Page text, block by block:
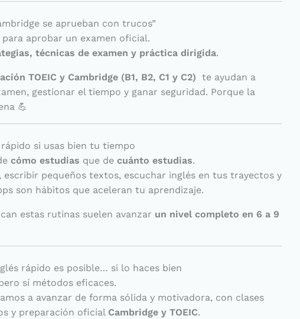
se aprueban con trucos”
aprobar un examen oficial.
técnicas de examen y práctica dirigida.
TOEIC y Cambridge (B1, B2, C1 y C2) te ayudan a
gestionar el tiempo y ganar seguridad. Porque la
💪
rápido si usas bien tu tiempo
cómo estudias que de cuánto estudias.
escribir pequeños textos, escuchar inglés en tus trayectos y
son hábitos que aceleran tu aprendizaje.
estas rutinas suelen avanzar un nivel completo en 6 a 9
rápido es posible… si lo haces bien
sí métodos eficaces.
a avanzar de forma sólida y motivadora, con clases
y preparación oficial Cambridge y TOEIC.